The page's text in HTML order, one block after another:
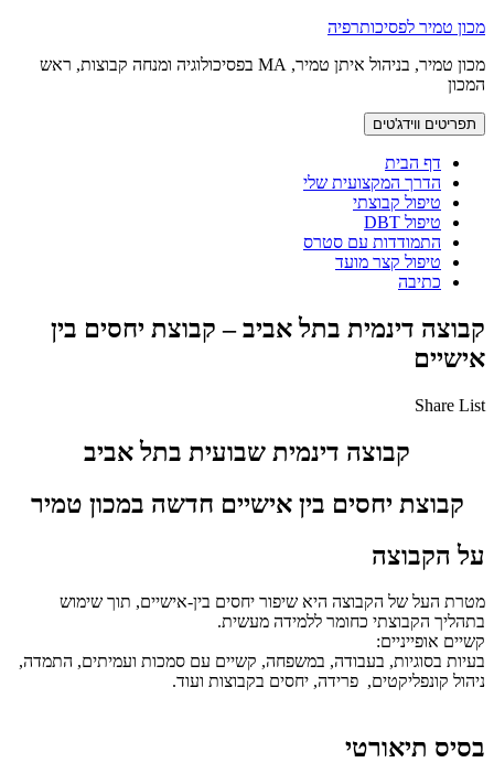
לדלג
מכון טמיר לפסיכותרפיה
מכון טמיר, בניהול איתן טמיר, MA בפסיכולוגיה ומנחה קבוצות, ראש
המכון
תפריטים ווידג'טים
דף הבית
הדרך המקצועית שלי
טיפול קבוצתי
טיפול DBT
התמודדות עם סטרס
טיפול קצר מועד
כתיבה
קבוצה דינמית בתל אביב – קבוצת יחסים בין
אישיים
Share List
קבוצה דינמית שבועית בתל אביב
קבוצת יחסים בין אישיים חדשה במכון טמיר
על הקבוצה
מטרת העל של הקבוצה היא שיפור יחסים בין-אישיים, תוך שימוש
בתהליך הקבוצתי כחומר ללמידה מעשית.
קשיים אופייניים:
בעיות בסוגיות, בעבודה, במשפחה, קשיים עם סמכות ועמיתים, התמדה,
ניהול קונפליקטים, פרידה, יחסים בקבוצות ועוד.
בסיס תיאורטי